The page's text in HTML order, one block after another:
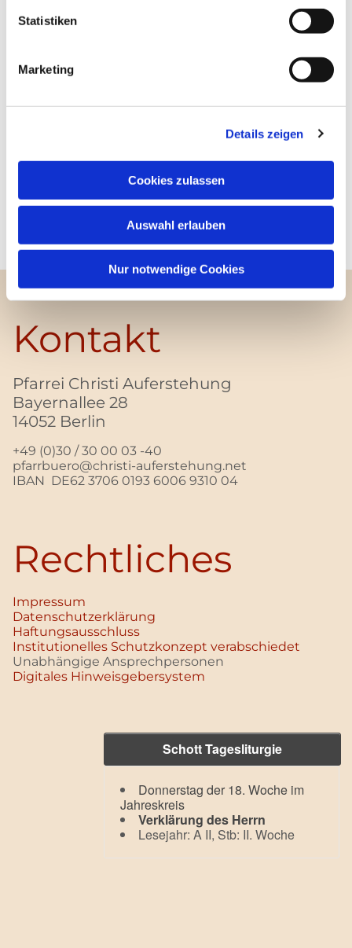
Statistiken
Marketing
Details zeigen
Cookies zulassen
Auswahl erlauben
Nur notwendige Cookies
Kontakt
Pfarrei Christi Auferstehung
Bayernallee 28
14052 Berlin
+49 (0)30 / 30 00 03 -40
pfarrbuero@christi-auferstehung.net
IBAN DE62 3706 0193 6006 9310 04
Rechtliches
Impressum
Datenschutz­erklärung
Haftungsausschluss
Institutionelles Schutzkonzept verabschiedet
Unabhängige Ansprechpersonen
Digitales Hinweisgebersystem
Schott Tagesliturgie
Donnerstag der 18. Woche im
Jahreskreis
Verklärung des Herrn
Lesejahr: A II, Stb: II. Woche